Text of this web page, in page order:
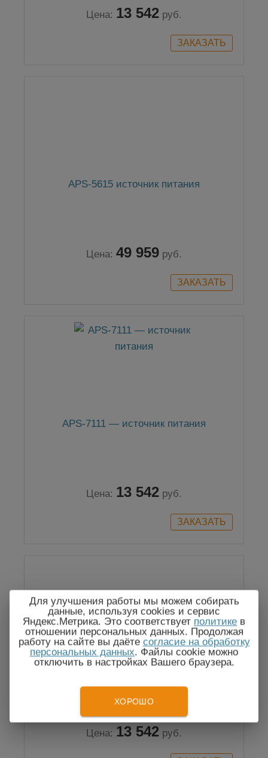
Цена: 13 542 руб.
APS-5615 источник питания
Цена: 49 959 руб.
APS-7111 — источник питания
Цена: 13 542 руб.
APS-7160 — источник питания
Цена: 13 542 руб.
Для улучшения работы мы можем собирать
данные, используя cookies и сервис
Яндекс.Метрика. Это соответствует политике в
отношении персональных данных. Продолжая
работу на сайте вы даёте согласие на обработку
персональных данных. Файлы cookie можно
отключить в настройках Вашего браузера.
ХОРОШО